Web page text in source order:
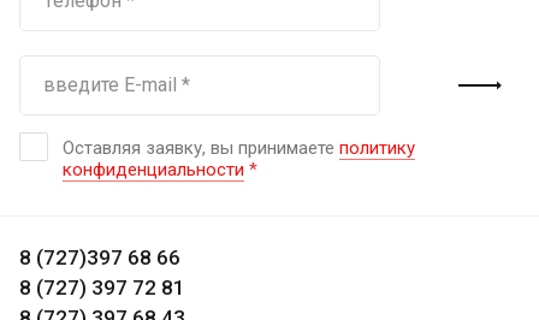
Оставляя заявку, вы принимаете политику
конфиденциальности *
8 (727)397 68 66
8 (727) 397 72 81